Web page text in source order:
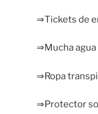
⇒Tickets de
⇒Mucha agua
⇒Ropa
⇒Protector